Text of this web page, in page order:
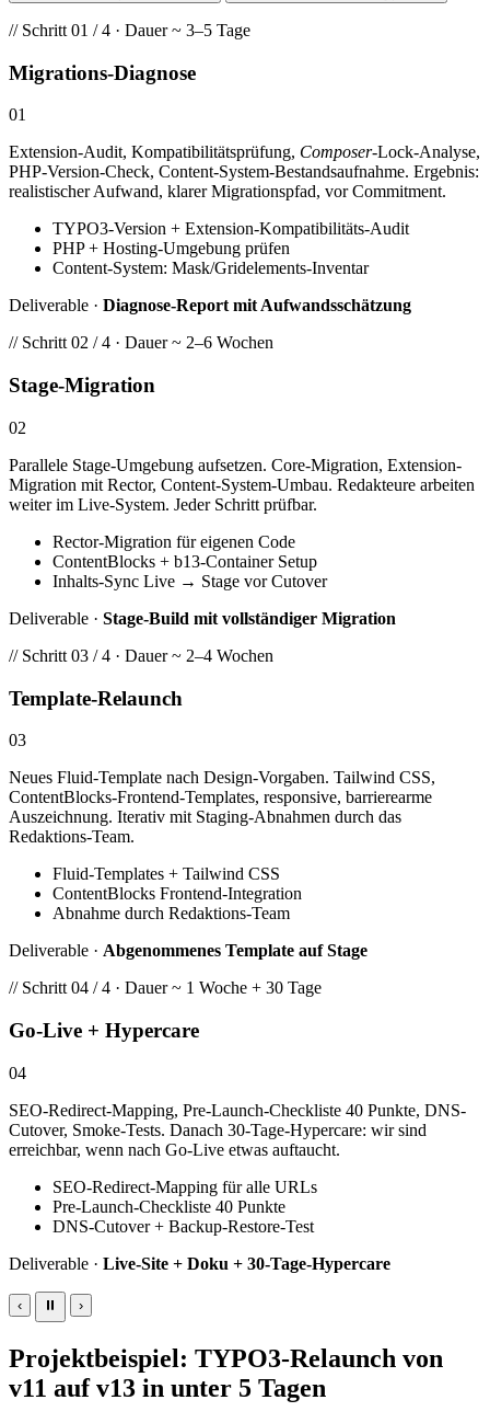
// Schritt 01 / 4 · Dauer ~ 3–5 Tage
Migrations-Diagnose
01
Extension-Audit, Kompatibilitätsprüfung, Composer-Lock-Analyse,
PHP-Version-Check, Content-System-Bestandsaufnahme. Ergebnis:
realistischer Aufwand, klarer Migrationspfad, vor Commitment.
TYPO3-Version + Extension-Kompatibilitäts-Audit
PHP + Hosting-Umgebung prüfen
Content-System: Mask/Gridelements-Inventar
Deliverable · Diagnose-Report mit Aufwandsschätzung
// Schritt 02 / 4 · Dauer ~ 2–6 Wochen
Stage-Migration
02
Parallele Stage-Umgebung aufsetzen. Core-Migration, Extension-
Migration mit Rector, Content-System-Umbau. Redakteure arbeiten
weiter im Live-System. Jeder Schritt prüfbar.
Rector-Migration für eigenen Code
ContentBlocks + b13-Container Setup
Inhalts-Sync Live → Stage vor Cutover
Deliverable · Stage-Build mit vollständiger Migration
// Schritt 03 / 4 · Dauer ~ 2–4 Wochen
Template-Relaunch
03
Neues Fluid-Template nach Design-Vorgaben. Tailwind CSS,
ContentBlocks-Frontend-Templates, responsive, barrierearme
Auszeichnung. Iterativ mit Staging-Abnahmen durch das
Redaktions-Team.
Fluid-Templates + Tailwind CSS
ContentBlocks Frontend-Integration
Abnahme durch Redaktions-Team
Deliverable · Abgenommenes Template auf Stage
// Schritt 04 / 4 · Dauer ~ 1 Woche + 30 Tage
Go-Live + Hypercare
04
SEO-Redirect-Mapping, Pre-Launch-Checkliste 40 Punkte, DNS-
Cutover, Smoke-Tests. Danach 30-Tage-Hypercare: wir sind
erreichbar, wenn nach Go-Live etwas auftaucht.
SEO-Redirect-Mapping für alle URLs
Pre-Launch-Checkliste 40 Punkte
DNS-Cutover + Backup-Restore-Test
Deliverable · Live-Site + Doku + 30-Tage-Hypercare
‹ ⏸ ›
Projektbeispiel: TYPO3-Relaunch von
v11 auf v13 in unter 5 Tagen